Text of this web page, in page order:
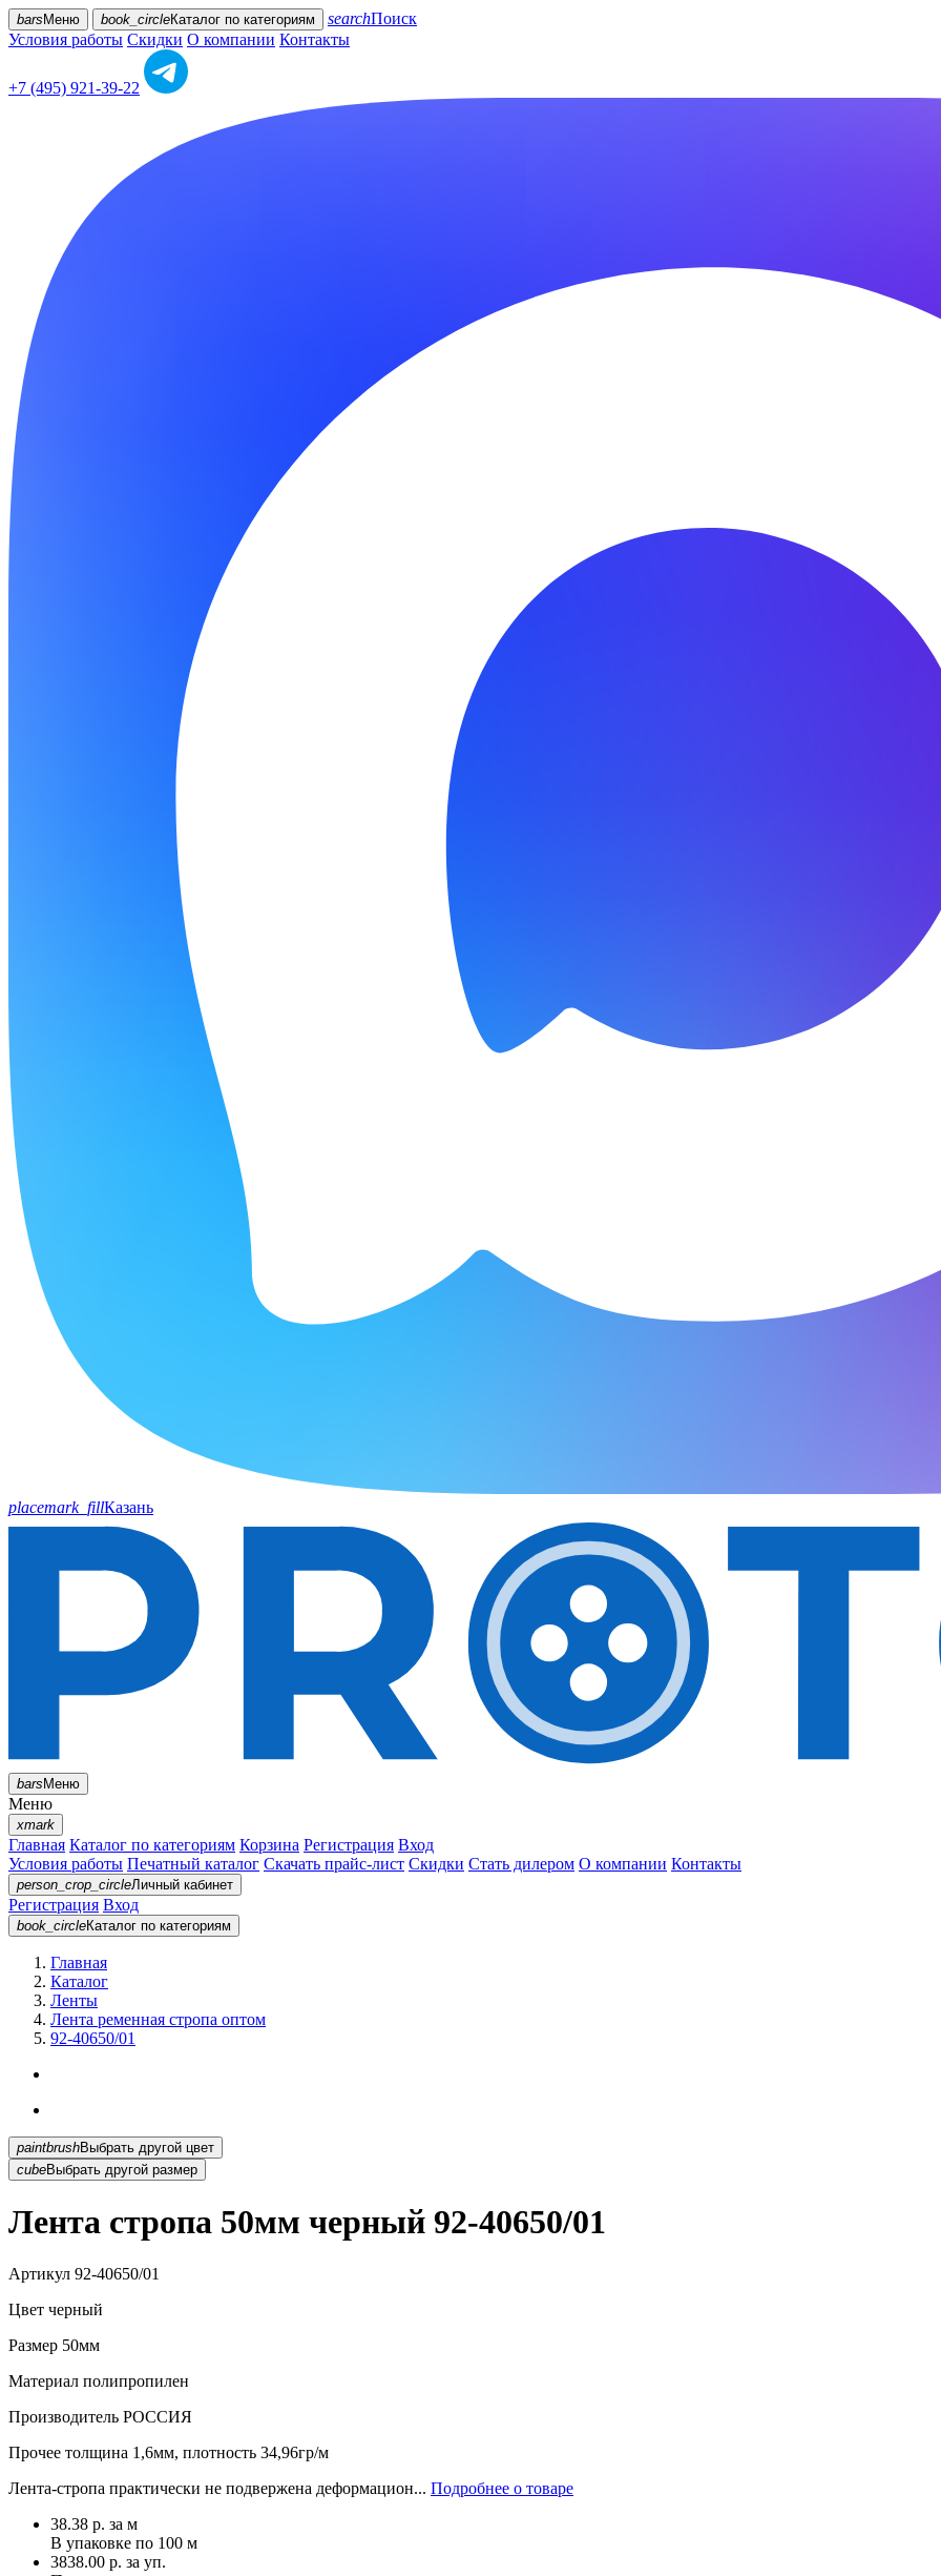
bars Меню book_circleКаталог по категориям searchПоиск
Условия работы Скидки О компании Контакты
+7 (495) 921-39-22
placemark_fillКазань
barsМеню
Меню
xmark
Главная Каталог по категориям Корзина Регистрация Вход
Условия работы Печатный каталог Скачать прайс-лист Скидки Стать дилером О компании Контакты
person_crop_circleЛичный кабинет
Регистрация Вход
book_circleКаталог по категориям
Главная
Каталог
Ленты
Лента ременная стропа оптом
92-40650/01
paintbrush
Выбрать другой цвет
cubeВыбрать другой размер
Лента стропа 50мм черный 92-40650/01
Артикул 92-40650/01
Цвет черный
Размер 50мм
Материал полипропилен
Производитель РОССИЯ
Прочее толщина 1,6мм, плотность 34,96гр/м
Лента-стропа практически не подвержена деформацион... Подробнее о товаре
38.38 р. за м
В упаковке по 100 м
3838.00 р. за уп.